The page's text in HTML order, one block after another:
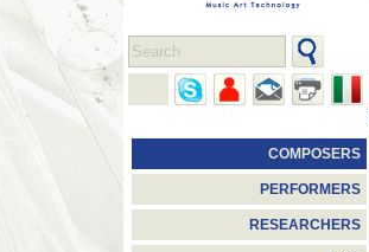
COMPOSERS
PERFORMERS
RESEARCHERS